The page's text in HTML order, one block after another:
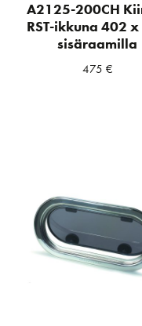
A2125-200CH
RST-ikkuna 402
sisäraamilla
475 €